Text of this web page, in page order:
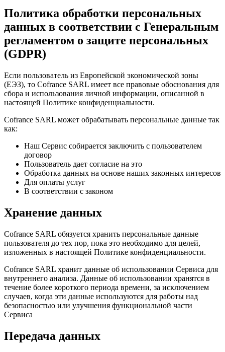
Политика обработки персональных
данных в соответствии с Генеральным
регламентом о защите персональных
(GDPR)
Если пользователь из Европейской экономической зоны
(ЕЭЗ), то Cofrance SARL имеет все правовые обоснования для
сбора и использования личной информации, описанной в
настоящей Политике конфиденциальности.
Cofrance SARL может обрабатывать персональные данные так
как:
Наш Сервис собирается заключить с пользователем
договор
Пользователь дает согласие на это
Обработка данных на основе наших законных интересов
Для оплаты услуг
В соответствии с законом
Хранение данных
Cofrance SARL обязуется хранить персональные данные
пользователя до тех пор, пока это необходимо для целей,
изложенных в настоящей Политике конфиденциальности.
Cofrance SARL хранит данные об использовании Сервиса для
внутреннего анализа. Данные об использовании хранятся в
течение более короткого периода времени, за исключением
случаев, когда эти данные используются для работы над
безопасностью или улучшения функциональной части
Сервиса
Передача данных